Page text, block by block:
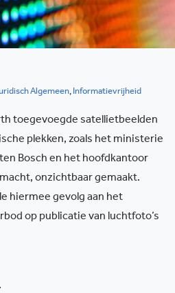
Algemeen, Informatievrijheid
toegevoegde satellietbeelden
plekken, zoals het ministerie
Bosch en het hoofdkantoor
onzichtbaar gemaakt.
hiermee gevolg aan het
op publicatie van luchtfoto’s